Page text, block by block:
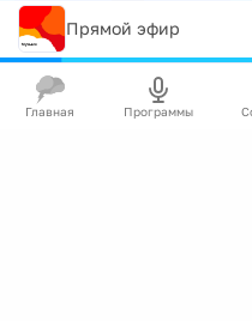
Прямой эфир
Главная Программы